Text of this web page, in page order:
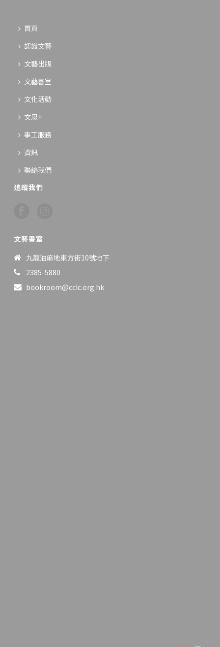
首頁
認識文藝
文藝出版
文藝書室
文化活動
文思+
事工服務
資訊
聯絡我們
追蹤我們
文藝書室
九龍油麻地東方街10號地下
2385-5880
bookroom@cclc.org.hk